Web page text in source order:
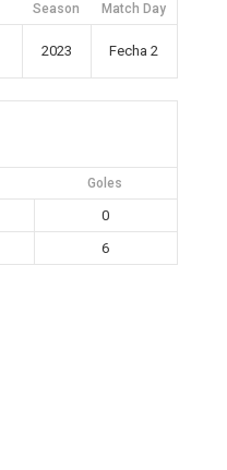
Season Match Day
2023 Fecha 2
Goles
0
6